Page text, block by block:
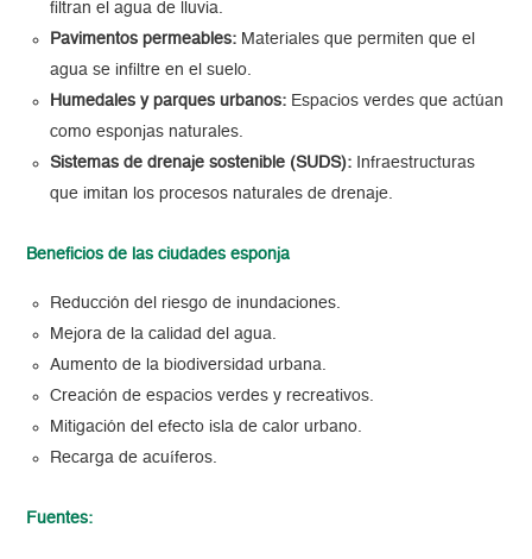
filtran el agua de lluvia.
Pavimentos permeables: Materiales que permiten que el
agua se infiltre en el suelo.
Humedales y parques urbanos: Espacios verdes que actúan
como esponjas naturales.
Sistemas de drenaje sostenible (SUDS): Infraestructuras
que imitan los procesos naturales de drenaje.
Beneficios de las ciudades esponja
Reducción del riesgo de inundaciones.
Mejora de la calidad del agua.
Aumento de la biodiversidad urbana.
Creación de espacios verdes y recreativos.
Mitigación del efecto isla de calor urbano.
Recarga de acuíferos.
Fuentes: